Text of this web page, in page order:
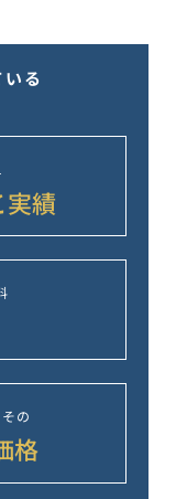
る
実績
の
格